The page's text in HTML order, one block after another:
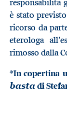
responsabilità
è stato
ricorso da
eterologa
rimosso dalla
*In copertina
basta di